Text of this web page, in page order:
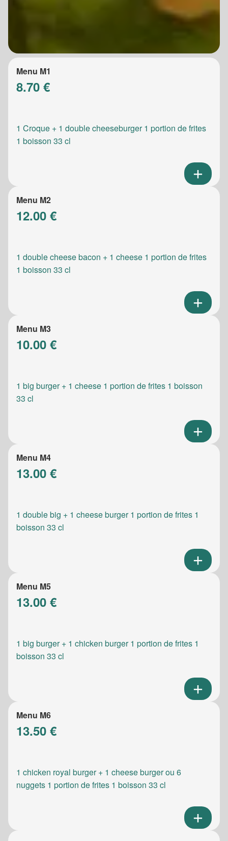
Menu M1
8.70 €
1 Croque + 1 double cheeseburger 1 portion de frites
1 boisson 33 cl
Menu M2
12.00 €
1 double cheese bacon + 1 cheese 1 portion de frites
1 boisson 33 cl
Menu M3
10.00 €
1 big burger + 1 cheese 1 portion de frites 1 boisson
33 cl
Menu M4
13.00 €
1 double big + 1 cheese burger 1 portion de frites 1
boisson 33 cl
Menu M5
13.00 €
1 big burger + 1 chicken burger 1 portion de frites 1
boisson 33 cl
Menu M6
13.50 €
1 chicken royal burger + 1 cheese burger ou 6
nuggets 1 portion de frites 1 boisson 33 cl